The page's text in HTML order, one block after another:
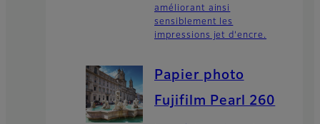
améliorant ainsi
sensiblement les
impressions jet d'encre.
Papier photo
Fujifilm Pearl 260